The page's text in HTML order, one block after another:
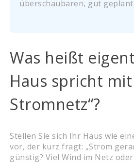
überschaubaren, gut
Was heißt
Haus spricht
Stromnetz“?
Stellen Sie sich Ihr Haus wie
vor, der kurz fragt: „Strom
günstig? Viel Wind im Netz oder